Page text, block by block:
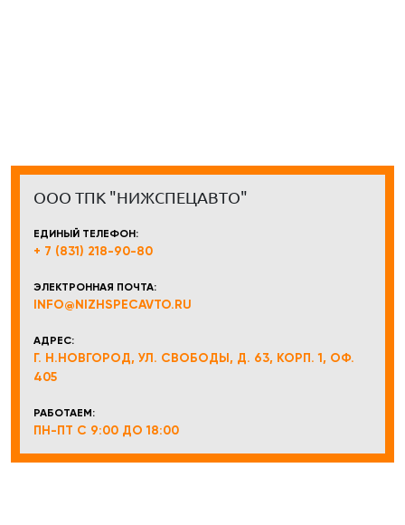
ООО ТПК "НИЖСПЕЦАВТО"
ЕДИНЫЙ ТЕЛЕФОН:
+ 7 (831) 218-90-80
ЭЛЕКТРОННАЯ ПОЧТА:
INFO@NIZHSPECAVTO.RU
АДРЕС:
Г. Н.НОВГОРОД, УЛ. СВОБОДЫ, Д. 63, КОРП. 1, ОФ.
405
РАБОТАЕМ:
ПН-ПТ С 9:00 ДО 18:00